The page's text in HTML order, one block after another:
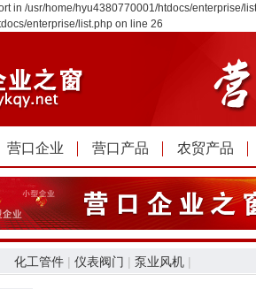
in /usr/home/hyu4380770001/htdocs/enterprise/
enterprise/list.php on line 26
营口企业 营口产品 农贸产品
化工管件 | 仪表阀门 | 泵业风机 |